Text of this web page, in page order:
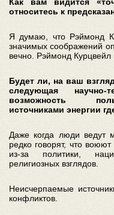
относитесь к
Я думаю, что Рэймонд
значимых соображений
вечно. Рэймонд Курцвейл
Будет ли, на ваш
следующая научно-
возможность
источниками энергии
Даже когда люди ведут
редко говорят, что
из-за политики,
религиозных взглядов.
Неисчерпаемые
конфликтов.